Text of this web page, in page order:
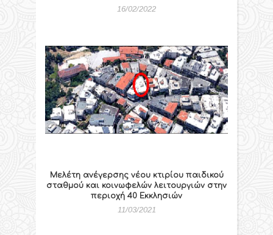
16/02/2022
Μελέτη ανέγερσης νέου κτιρίου παιδικού
σταθμού και κοινωφελών λειτουργιών στην
περιοχή 40 Εκκλησιών
11/03/2021